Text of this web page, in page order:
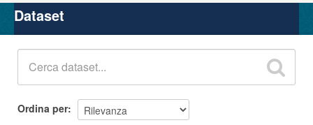
Organizzazioni
Gruppi
Dataset
Ordina per